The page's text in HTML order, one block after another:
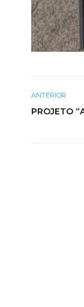
ANTERIOR
PROJETO